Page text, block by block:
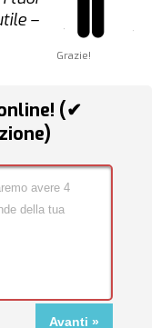
Grazie!
–
(✔